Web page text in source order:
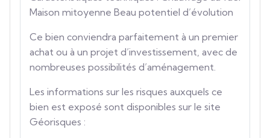
Maison mitoyenne Beau potentiel d’évolution
Ce bien conviendra parfaitement à un premier
achat ou à un projet d’investissement, avec de
nombreuses possibilités d’aménagement.
Les informations sur les risques auxquels ce
bien est exposé sont disponibles sur le site
Géorisques :